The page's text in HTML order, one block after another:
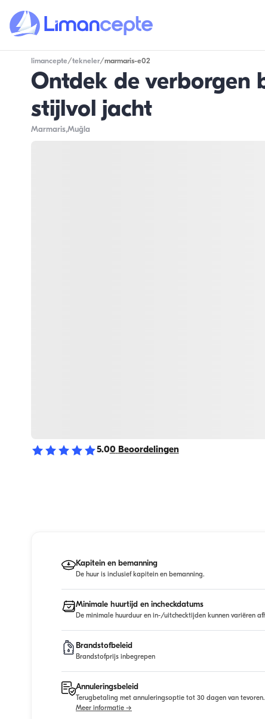
limancepte/tekneler/marmaris-e02
Ontdek de verborgen
stijlvol jacht
Marmaris,Muğla
5.00 Beoordelingen
Kapitein en bemanning
De huur is inclusief kapitein en bemanning.
Minimale huurtijd en incheckdatums
De minimale huurduur en in-/uitchecktijden kunnen variëren
Brandstofbeleid
Brandstofprijs inbegrepen
Annuleringsbeleid
Terugbetaling met annuleringsoptie tot 30 dagen van tevoren.
Meer informatie →